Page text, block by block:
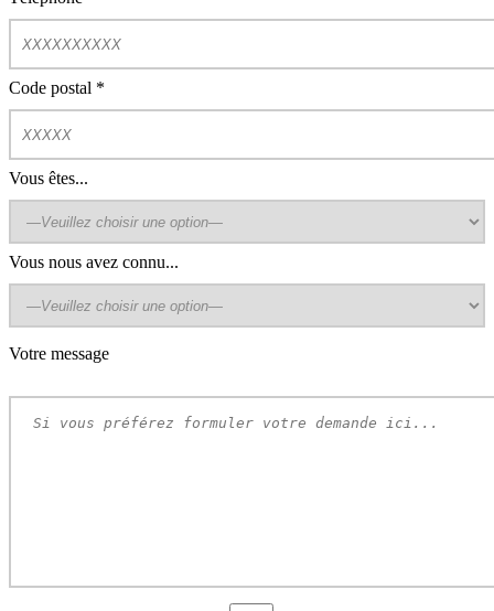
Code postal *
Vous êtes...
Vous nous avez connu...
Votre message